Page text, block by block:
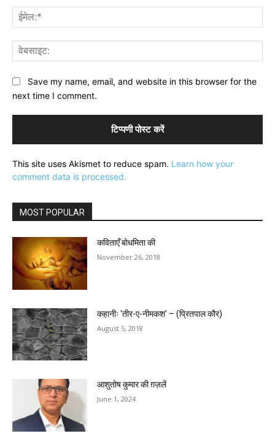
Save my name, email, and website in this browser for the
next time I comment.
This site uses Akismet to reduce spam. Learn how your
comment data is processed.
MOST POPULAR
कविताएँ बोधमिता की
November 26, 2018
कहानीः ‘तीर-ए-नीमकश’ – (प्रितपाल कौर)
August 5, 2018
आशुतोष कुमार की ग़ज़लें
June 1, 2024